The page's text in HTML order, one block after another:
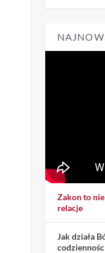
Zakon to
relacje
Jak działa